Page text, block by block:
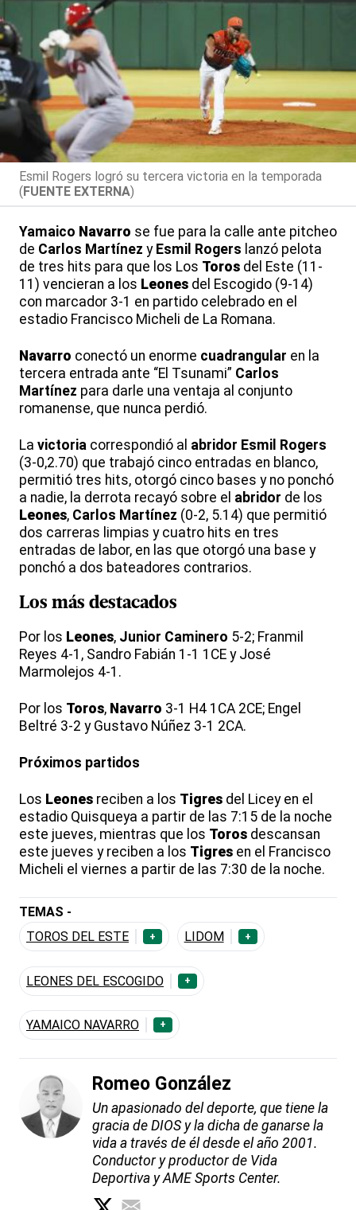
Esmil Rogers logró su tercera victoria en la temporada
(FUENTE EXTERNA)
Yamaico Navarro se fue para la calle ante pitcheo
de Carlos Martínez y Esmil Rogers lanzó pelota
de tres hits para que los Los Toros del Este (11-
11) vencieran a los Leones del Escogido (9-14)
con marcador 3-1 en partido celebrado en el
estadio Francisco Micheli de La Romana.
Navarro conectó un enorme cuadrangular en la
tercera entrada ante “El Tsunami” Carlos
Martínez para darle una ventaja al conjunto
romanense, que nunca perdió.
La victoria correspondió al abridor Esmil Rogers
(3-0,2.70) que trabajó cinco entradas en blanco,
permitió tres hits, otorgó cinco bases y no ponchó
a nadie, la derrota recayó sobre el abridor de los
Leones, Carlos Martínez (0-2, 5.14) que permitió
dos carreras limpias y cuatro hits en tres
entradas de labor, en las que otorgó una base y
ponchó a dos bateadores contrarios.
Los más destacados
Por los Leones, Junior Caminero 5-2; Franmil
Reyes 4-1, Sandro Fabián 1-1 1CE y José
Marmolejos 4-1.
Por los Toros, Navarro 3-1 H4 1CA 2CE; Engel
Beltré 3-2 y Gustavo Núñez 3-1 2CA.
Próximos partidos
Los Leones reciben a los Tigres del Licey en el
estadio Quisqueya a partir de las 7:15 de la noche
este jueves, mientras que los Toros descansan
este jueves y reciben a los Tigres en el Francisco
Micheli el viernes a partir de las 7:30 de la noche.
TEMAS -
TOROS DEL ESTE
+ LIDOM +
LEONES DEL ESCOGIDO +
YAMAICO NAVARRO +
Romeo González
Un apasionado del deporte, que tiene la
gracia de DIOS y la dicha de ganarse la
vida a través de él desde el año 2001.
Conductor y productor de Vida
Deportiva y AME Sports Center.